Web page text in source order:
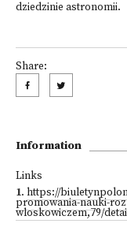
dziedzinie astronomii.
Share:
Information
Links
1. https://
promowania-nauki-
wloskowiczem,79/